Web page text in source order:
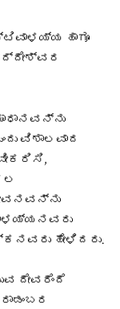
ಹಾಗೂ
ವಿಶಾಲವಾದ
ಹೇಳಿದರು.
ದೇವರೆಂದೆ